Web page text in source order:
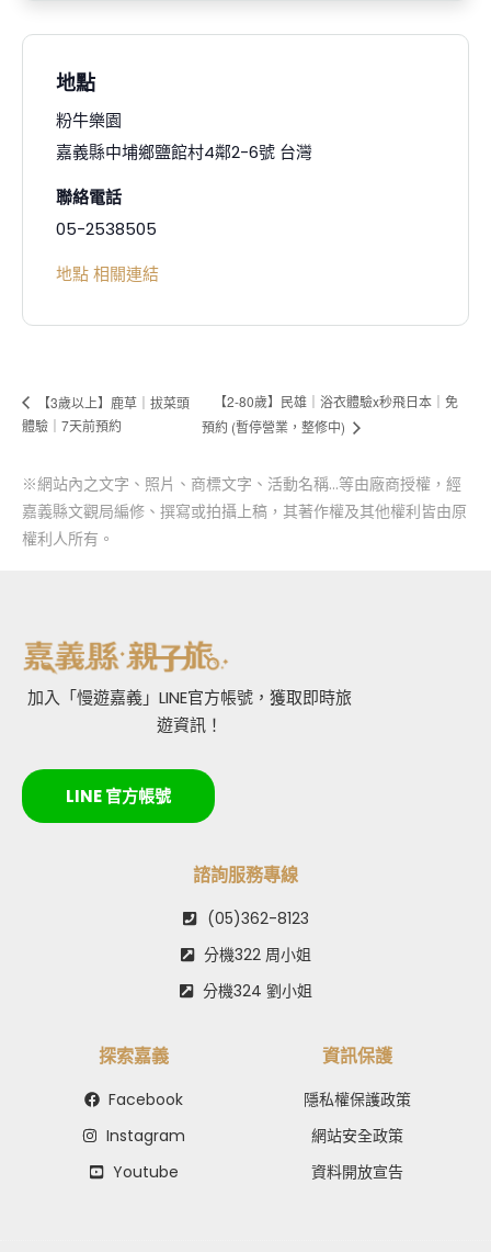
地點
粉牛樂園
嘉義縣中埔鄉鹽館村4鄰2-6號 台灣
聯絡電話
05-2538505
地點 相關連結
【3歲以上】鹿草｜拔菜頭
體驗｜7天前預約
【2-80歲】民雄｜浴衣體驗x秒飛日本｜免
預約 (暫停營業，整修中)
※網站內之文字、照片、商標文字、活動名稱…等由廠商授權，經
嘉義縣文觀局編修、撰寫或拍攝上稿，其著作權及其他權利皆由原
權利人所有。
加入「慢遊嘉義」LINE官方帳號，獲取即時旅
遊資訊！
LINE 官方帳號
諮詢服務專線
(05)362-8123
分機322 周小姐
分機324 劉小姐
探索嘉義
Facebook
Instagram
Youtube
資訊保護
隱私權保護政策
網站安全政策
資料開放宣告